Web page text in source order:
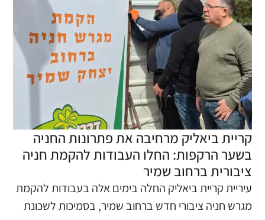
קריית ביאליק מרחיבה את פתרונות החניה
בשער הרקפות: החלו העבודות להקמת חניה
ציבורית ברחוב שמיר
עיריית קריית ביאליק החלה בימים אלה בעבודות להקמת
מגרש חניה ציבורי חדש ברחוב שמיר, בסמיכות לשכונת